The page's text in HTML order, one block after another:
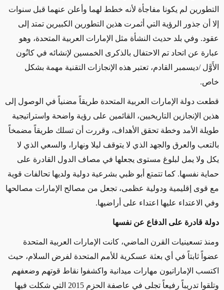
التطورين لم يكونا مفاجأة لأنه خطط لهما وأعلن عنهما قبل سنوات
إلا أن جذور الرؤية التي أثمرت هذين التطورين الكبيرين تمتد إلى
عقود. وفي بلد حديث النشأة مثل الإمارات العربية المتحدة، وهو
عبارة عن اتحاد تم الاحتفال بالذكرى الخمسين لإنشائه في كانُون
الأَوَّل/ديسمبر القادم، تعتبر هذه الإنجازات التقنية مهمة بشكل
خاص.
قطعت دولة الإمارات العربية المتحدة طريقاً مضنياً في الوصول إلى
هذين الإنجازين التاريخيين، القائمين على رؤية واضحة واستراتيجية
طويلة الأمد وخطة تحقق الأهداف، وقررت أن تسلك طريقاً مضمخاً
بالتعب والعرق والجهد الذي لا يتوقف ليلا ونهارا، والسعي الذي لا
يكل ولا يمل لبلوغ مستوى يجعلها في مصاف الدول القادرة على
حماية نفسها. كما تتمتع أبو ظبي بشرعية دولية ولديها تحالفات قوية
مع قوى إقليمية ودولية عظمى، تجعل من مصالح الإمارات مصالحها
وفي الاعتداء عليها اعتداء على أراضيها.
دولة قادرة على الدفاع عن نفسها
ومنذ تسعينيات القرن الماضي، كانت الإمارات العربية المتحدة
عضواً ثابتاً في أي بعثة عسكرية للأمم المتحدة لفرض السلام، حيث
اكتسب الإماراتيون مهارات ميدانية واكشفوا نقاط قوتهم وضعفهم
وتلقوا تدريباً رفيعاً تجلى في عاصفة الحزم 2015 التي شكلت فيها